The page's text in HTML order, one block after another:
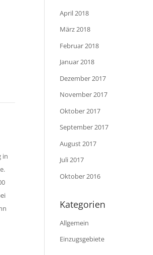
in
April 2018
März 2018
Februar 2018
Januar 2018
Dezember 2017
November 2017
Oktober 2017
September 2017
August 2017
Juli 2017
Oktober 2016
Kategorien
Allgemein
Einzugsgebiete